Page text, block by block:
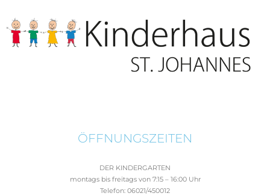
ÖFFNUNGSZEITEN
DER KINDERGARTEN
montags bis freitags von 7:15 – 16:00 Uhr
Telefon: 06021/450012